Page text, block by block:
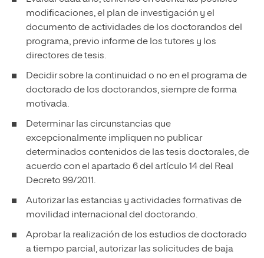
modificaciones, el plan de investigación y el
documento de actividades de los doctorandos del
programa, previo informe de los tutores y los
directores de tesis.
Decidir sobre la continuidad o no en el programa de
doctorado de los doctorandos, siempre de forma
motivada.
Determinar las circunstancias que
excepcionalmente impliquen no publicar
determinados contenidos de las tesis doctorales, de
acuerdo con el apartado 6 del artículo 14 del Real
Decreto 99/2011.
Autorizar las estancias y actividades formativas de
movilidad internacional del doctorando.
Aprobar la realización de los estudios de doctorado
a tiempo parcial, autorizar las solicitudes de baja